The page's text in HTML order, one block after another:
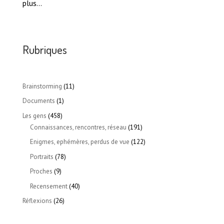
plus…
Rubriques
Brainstorming (11)
Documents (1)
Les gens (458)
Connaissances, rencontres, réseau (191)
Enigmes, ephémères, perdus de vue (122)
Portraits (78)
Proches (9)
Recensement(40)
Réflexions (26)